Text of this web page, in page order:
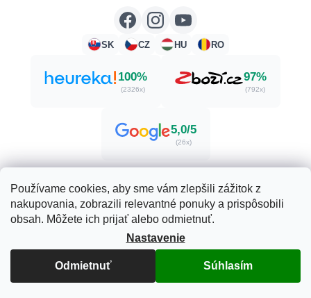
Používame cookies, aby sme vám zlepšili zážitok z
nakupovania, zobrazili relevantné ponuky a prispôsobili
obsah. Môžete ich prijať alebo odmietnuť.
Nastavenie
Odmietnuť Súhlasím
SK CZ HU RO
100%
(2326x)
97%
(792x)
5,0/5
(26x)
Vytvoril Shoptet
Copyright 2026Herbatica.sk. Všetky práva vyhradené.
Upraviť nastavenie cookies